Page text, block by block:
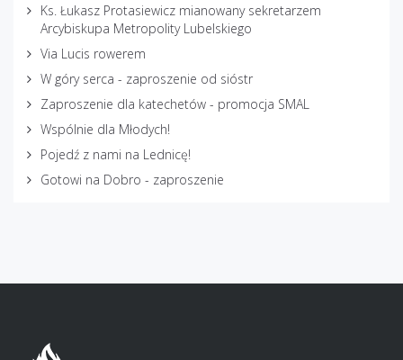
Ks. Łukasz Protasiewicz mianowany sekretarzem
Arcybiskupa Metropolity Lubelskiego
Via Lucis rowerem
W góry serca - zaproszenie od sióstr
Zaproszenie dla katechetów - promocja SMAL
Wspólnie dla Młodych!
Pojedź z nami na Lednicę!
Gotowi na Dobro - zaproszenie